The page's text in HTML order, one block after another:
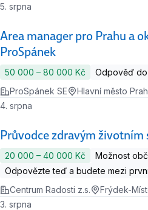
Area manager pro Prahu a
ProSpánek
5. srpna
50 000 ‍–‍ 80 000 Kč
Odpověď
ProSpánek SE
Hlavní město
Průvodce zdravým životním
4. srpna
20 000 ‍–‍ 40 000 Kč
Možnost
Odpovězte teď a budete mezi
Centrum Radosti z.s.
Frýdek-
3. srpna